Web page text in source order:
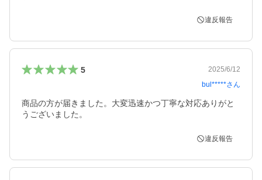
違反報告
5
2025/6/12
bul*****さん
商品の方が届きました。大変迅速かつ丁寧な対応ありがと
うございました。
違反報告